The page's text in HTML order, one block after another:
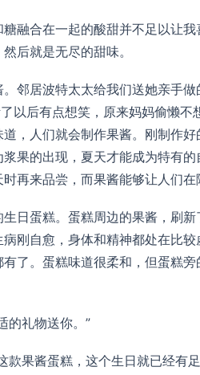
融合在一起的酸甜并不足以让
后就是无尽的甜味。
邻居波特太太给我们送她亲手
以后有点想笑，原来妈妈偷懒
，人们就会制作果酱。刚制作
果的出现，夏天才能成为特有
再来品尝，而果酱能够让人们
日蛋糕。蛋糕周边的果酱，刷
刚自愈，身体和精神都处在比
了。蛋糕味道很柔和，但蛋糕
的礼物送你。”
款果酱蛋糕，这个生日就已经有